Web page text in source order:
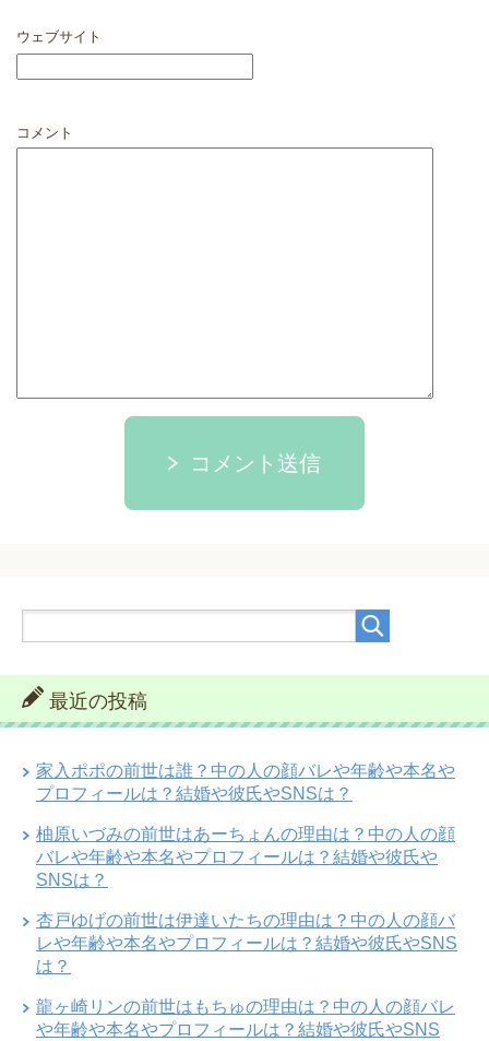
ウェブサイト
コメント
コメント送信
最近の投稿
家入ポポの前世は誰？中の人の顔バレや年齢や本名や
プロフィールは？結婚や彼氏やSNSは？
柚原いづみの前世はあーちょんの理由は？中の人の顔
バレや年齢や本名やプロフィールは？結婚や彼氏や
SNSは？
杏戸ゆげの前世は伊達いたちの理由は？中の人の顔バ
レや年齢や本名やプロフィールは？結婚や彼氏やSNS
は？
龍ヶ崎リンの前世はもちゅの理由は？中の人の顔バレ
や年齢や本名やプロフィールは？結婚や彼氏やSNS